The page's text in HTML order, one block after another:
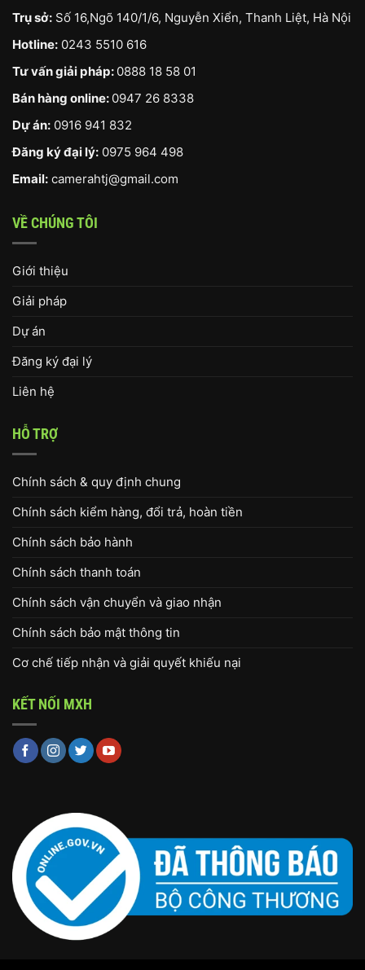
Trụ sở: Số 16,Ngõ 140/1/6, Nguyễn Xiển, Thanh Liệt, Hà Nội
Hotline: 0243 5510 616
Tư vấn giải pháp: 0888 18 58 01
Bán hàng online: 0947 26 8338
Dự án: 0916 941 832
Đăng ký đại lý: 0975 964 498
Email: camerahtj@gmail.com
VỀ CHÚNG TÔI
Giới thiệu
Giải pháp
Dự án
Đăng ký đại lý
Liên hệ
HỖ TRỢ
Chính sách & quy định chung
Chính sách kiểm hàng, đổi trả, hoàn tiền
Chính sách bảo hành
Chính sách thanh toán
Chính sách vận chuyển và giao nhận
Chính sách bảo mật thông tin
Cơ chế tiếp nhận và giải quyết khiếu nại
KẾT NỐI MXH